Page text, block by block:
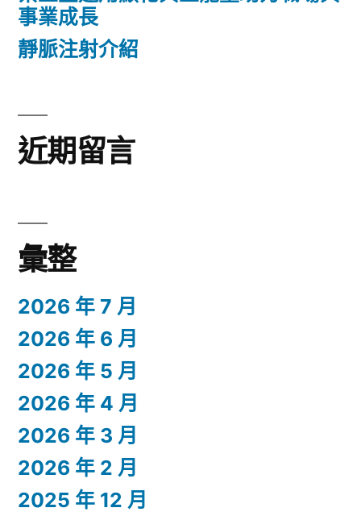
事業成長
靜脈注射介紹
近期留言
彙整
2026 年 7 月
2026 年 6 月
2026 年 5 月
2026 年 4 月
2026 年 3 月
2026 年 2 月
2025 年 12 月